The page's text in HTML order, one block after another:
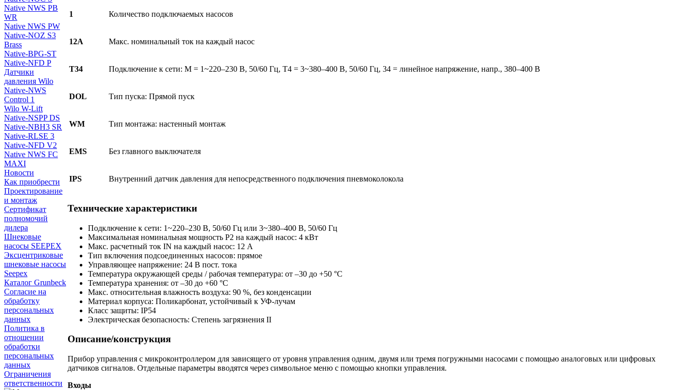
Native NWS PB
WR
Native NWS PW
Native-NOZ S3
Brass
Native-BPG-ST
Native-NFD P
Датчики
давления Wilo
Native-NWS
Control 1
Wilo W-Lift
Native-NSPP DS
Native-NBH3 SR
Native-RLSE 3
Native-NFD V2
Native NWS FC
MAXI
Новости
Как приобрести
Проектирование
и монтаж
Сертификат
полномочий
дилера
Шнековые
насосы SEEPEX
Эксцентриковые
шнековые насосы
Seepex
Каталог Grunbeck
Согласие на
обработку
персональных
данных
Политика в
отношении
обработки
персональных
данных
Ограничения
ответственности
1 Количество подключаемых насосов
12A Макс. номинальный ток на каждый насос
T34 Подключение к сети: M = 1~220–230 В, 50/60 Гц, T4 = 3~380–400 В, 50/60 Гц, 34 = линейное напряжение, напр., 380–400 В
DOL Тип пуска: Прямой пуск
WM Тип монтажа: настенный монтаж
EMS Без главного выключателя
IPS Внутренний датчик давления для непосредственного подключения пневмоколокола
Технические характеристики
Подключение к сети: 1~220–230 В, 50/60 Гц или 3~380–400 В, 50/60 Гц
Максимальная номинальная мощность P2 на каждый насос: 4 кВт
Макс. расчетный ток IN на каждый насос: 12 A
Тип включения подсоединенных насосов: прямое
Управляющее напряжение: 24 В пост. тока
Температура окружающей среды / рабочая температура: от –30 до +50 °C
Температура хранения: от –30 до +60 °C
Макс. относительная влажность воздуха: 90 %, без конденсации
Материал корпуса: Поликарбонат, устойчивый к УФ-лучам
Класс защиты: IP54
Электрическая безопасность: Степень загрязнения II
Описание/конструкция
Прибор управления с микроконтроллером для зависящего от уровня управления одним, двумя или тремя погружными насосами с помощью аналоговых или цифровых
датчиков сигналов. Отдельные параметры вводятся через символьное меню с помощью кнопки управления.
Входы